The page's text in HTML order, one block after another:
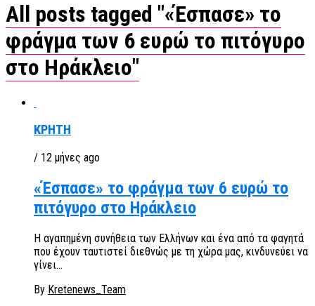
All posts tagged "«Έσπασε» το
φράγμα των 6 ευρώ το πιτόγυρο
στο Ηράκλειο"
ΚΡΗΤΗ
/ 12 μήνες ago
«Έσπασε» το φράγμα των 6 ευρώ το
πιτόγυρο στο Ηράκλειο
Η αγαπημένη συνήθεια των Ελλήνων και ένα από τα φαγητά
που έχουν ταυτιστεί διεθνώς με τη χώρα μας, κινδυνεύει να
γίνει...
By Kretenews_Team